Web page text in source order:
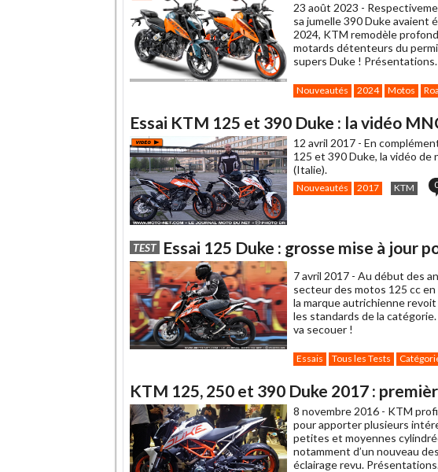
23 août 2023 -
sa jumelle 390 Duke avaient
2024, KTM remodèle
motards détenteurs du
supers Duke ! Présentations.
Nouveautés 2024 Motos
Essai KTM 125 et 390 Duke : la vidéo
12 avril 2017 - En
125 et 390 Duke, la vidéo
(Italie).
Nouveautés 2017 KTM
TEST Essai 125 Duke : grosse mise à jour
7 avril 2017 - Au début des
secteur des motos 125 cc
la marque autrichienne
les standards de la
va secouer !
Essais Tous les Tests
KTM 125, 250 et 390 Duke 2017 :
8 novembre 2016 - KTM
pour apporter plusieurs
petites et moyennes
notamment d’un nouveau
éclairage revu.